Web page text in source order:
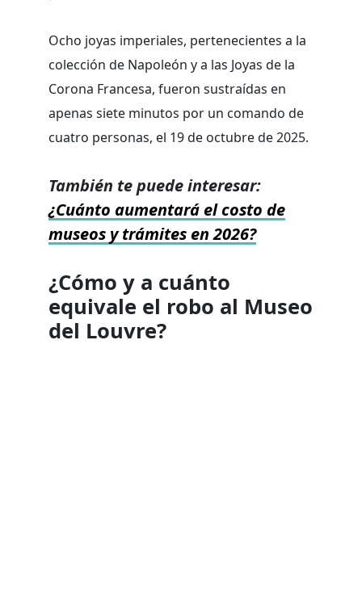
Ocho joyas imperiales, pertenecientes a la
colección de Napoleón y a las Joyas de la
Corona Francesa, fueron sustraídas en
apenas siete minutos por un comando de
cuatro personas, el 19 de octubre de 2025.
También te puede interesar:
¿Cuánto aumentará el costo de
museos y trámites en 2026?
¿Cómo y a cuánto
equivale el robo al Museo
del Louvre?